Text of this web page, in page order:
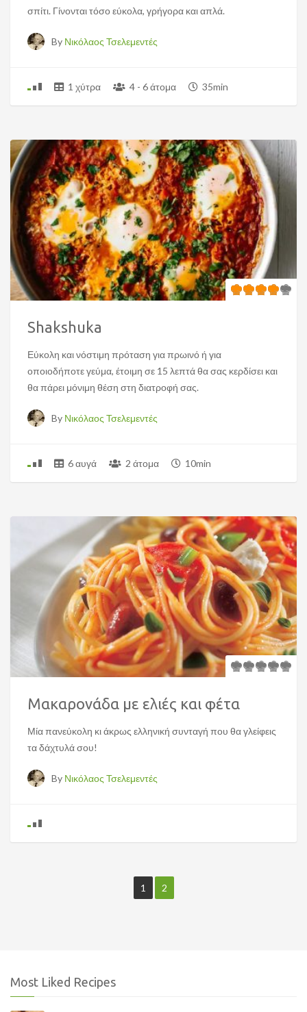
σπίτι. Γίνονται τόσο εύκολα, γρήγορα και απλά.
By Νικόλαος Τσελεμεντές
1 χύτρα 4 - 6 άτομα 35min
Shakshuka
Εύκολη και νόστιμη πρόταση για πρωινό ή για
οποιοδήποτε γεύμα, έτοιμη σε 15 λεπτά θα σας κερδίσει και
θα πάρει μόνιμη θέση στη διατροφή σας.
By Νικόλαος Τσελεμεντές
6 αυγά 2 άτομα 10min
Μακαρονάδα με ελιές και φέτα
Μία πανεύκολη κι άκρως ελληνική συνταγή που θα γλείφεις
τα δάχτυλά σου!
By Νικόλαος Τσελεμεντές
1 2
Most Liked Recipes